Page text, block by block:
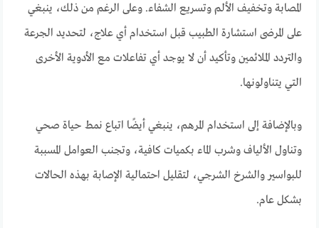
المصابة وتخفيف الألم وتسريع الشفاء. وعلى الرغم من ذلك، ينبغي
على المرضى استشارة الطبيب قبل استخدام أي علاج، لتحديد الجرعة
والتردد الملائمين وتأكيد أن لا يوجد أي تفاعلات مع الأدوية الأخرى
التي يتناولونها.
وبالإضافة إلى استخدام المرهم، ينبغي أيضًا اتباع نمط حياة صحي
وتناول الألياف وشرب الماء بكميات كافية، وتجنب العوامل المسببة
للبواسير والشرخ الشرجي، لتقليل احتمالية الإصابة بهذه الحالات
بشكل عام.